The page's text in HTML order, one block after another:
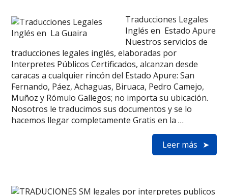
Traducciones Legales
Inglés en Estado Apure
Nuestros servicios de
traducciones legales inglés, elaboradas por
Interpretes Públicos Certificados, alcanzan desde
caracas a cualquier rincón del Estado Apure: San
Fernando, Páez, Achaguas, Biruaca, Pedro Camejo,
Muñoz y Rómulo Gallegos; no importa su ubicación.
Nosotros le traducimos sus documentos y se lo
hacemos llegar completamente Gratis en la …
Leer más